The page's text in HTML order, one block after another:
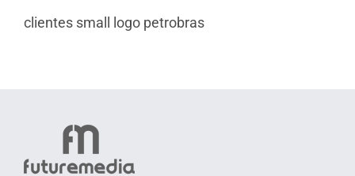
clientes small logo petrobras